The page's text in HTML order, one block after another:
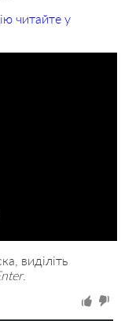
читайте у
виділіть
.